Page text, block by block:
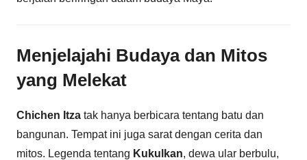
Menjelajahi Budaya dan Mitos
yang Melekat
Chichen Itza tak hanya berbicara tentang batu dan
bangunan. Tempat ini juga sarat dengan cerita dan
mitos. Legenda tentang Kukulkan, dewa ular berbulu,